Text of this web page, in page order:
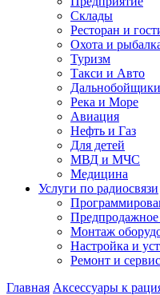
Склады
Ресторан и
Охота и
Туризм
Такси и Авто
Дальнобойщики
Река и Море
Авиация
Нефть и Газ
Для детей
МВД и МЧС
Медицина
Услуги по радиосвязи
Предпродажное
Монтаж
Настройка и
Ремонт и
Главная Аксессуары к